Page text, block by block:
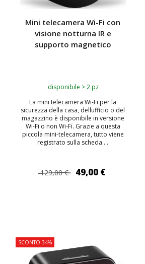
Mini telecamera Wi-Fi con
visione notturna IR e
supporto magnetico
disponibile > 2 pz
La mini telecamera Wi-Fi per la
sicurezza della casa, dellufficio o del
magazzino è disponibile in versione
Wi-Fi o non Wi-Fi. Grazie a questa
piccola mini-telecamera, tutto viene
registrato sulla scheda ...
129,00 € 49,00 €
SCONTO 34%